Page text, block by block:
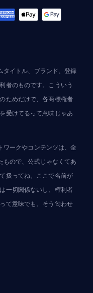
イトル、ブランド、登録
者のものです。こういう
ためだけで、各商標権者
受けてるって意味じゃあ
ークやコンテンツは、全
ので、公式じゃなくてあ
扱ってね。ここで名前が
一切関係ないし、権利者
て意味でも、そう匂わせ